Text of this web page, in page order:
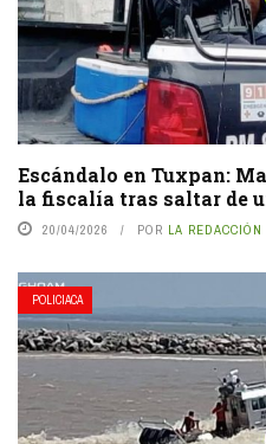
Escándalo en Tuxpan:
la fiscalía tras saltar de
20/04/2026 POR LA REDACCIÓN
POLICIACA